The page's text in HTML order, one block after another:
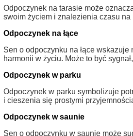
Odpoczynek na tarasie może
swoim życiem i znalezienia czasu na
Odpoczynek na łące
Sen o odpoczynku na łące wskazuje
harmonii w życiu. Może to być
Odpoczynek w parku
Odpoczynek w parku symbolizuje
i cieszenia się prostymi
Odpoczynek w saunie
Sen o odpoczynku w saunie może